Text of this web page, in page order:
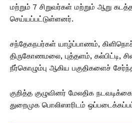
மற்றும் 7 சிறுவர்கள் மற்றும் ஆறு
செய்யப்பட்டுள்ளனர்.
சந்தேகநபர்கள் யாழ்ப்பாணம்,
திருகோணமலை, புத்தளம், கல்பிட்டி,
நீர்கொழும்பு ஆகிய பகுதிகளைச்
குறித்த குழுவினர் மேலதிக
துறைமுக பொலிஸாரிடம்